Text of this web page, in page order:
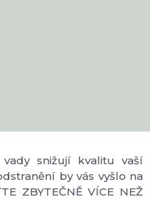
snižují kvalitu vaší
by vás vyšlo na
ZBYTEČNĚ VÍCE NEŽ